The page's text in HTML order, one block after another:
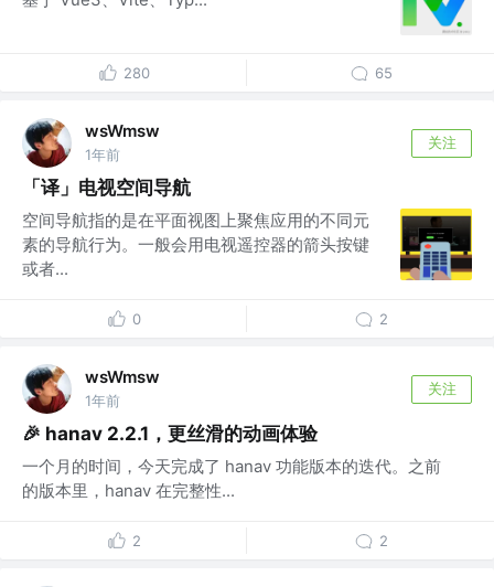
280 65
wsWmsw
1年前
关注
「译」电视空间导航
空间导航指的是在平面视图上聚焦应用的不同元
素的导航行为。一般会用电视遥控器的箭头按键
或者...
0 2
wsWmsw
1年前
关注
🎉 hanav 2.2.1，更丝滑的动画体验
一个月的时间，今天完成了 hanav 功能版本的迭代。之前
的版本里，hanav 在完整性...
2 2